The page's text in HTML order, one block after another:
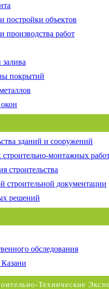
постройки объектов
производства работ
покрытий
зданий и сооружений
монтажных
строительства
строительной документации
решений
обследования
Технические